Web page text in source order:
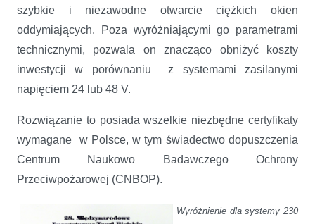
szybkie i niezawodne otwarcie ciężkich okien
oddymiających. Poza wyróżniającymi go parametrami
technicznymi, pozwala on znacząco obniżyć koszty
inwestycji w porównaniu z systemami zasilanymi
napięciem 24 lub 48 V.
Rozwiązanie to posiada wszelkie niezbędne certyfikaty
wymagane w Polsce, w tym świadectwo dopuszczenia
Centrum Naukowo Badawczego Ochrony
Przeciwpożarowej (CNBOP).
Wyróżnienie dla systemy 230